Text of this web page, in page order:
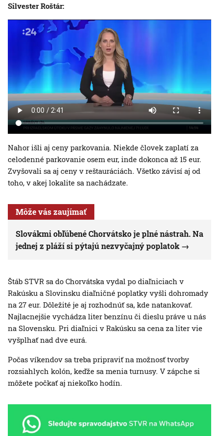
Silvester Roštár:
Nahor išli aj ceny parkovania. Niekde človek zaplatí za
celodenné parkovanie osem eur, inde dokonca až 15 eur.
Zvyšovali sa aj ceny v reštauráciách. Všetko závisí aj od
toho, v akej lokalite sa nachádzate.
Môže vás zaujímať
Slovákmi obľúbené Chorvátsko je plné nástrah. Na
jednej z pláží si pýtajú nezvyčajný poplatok
Štáb STVR sa do Chorvátska vydal po diaľniciach v
Rakúsku a Slovinsku diaľničné poplatky vyšli dohromady
na 27 eur. Dôležité je aj rozhodnúť sa, kde natankovať.
Najlacnejšie vychádza liter benzínu či dieslu práve u nás
na Slovensku. Pri diaľnici v Rakúsku sa cena za liter vie
vyšplhať nad dve eurá.
Počas víkendov sa treba pripraviť na možnosť tvorby
rozsiahlych kolón, keďže sa menia turnusy. V zápche si
môžete počkať aj niekoľko hodín.